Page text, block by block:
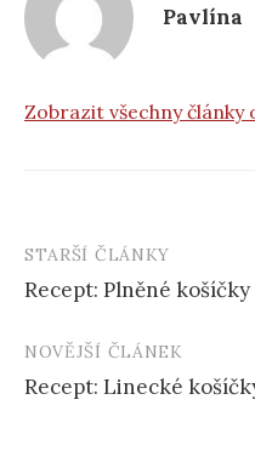
Pavlína
Zobrazit všechny články
Post
navigation
STARŠÍ ČLÁNKY
Recept: Plněné
NOVĚJŠÍ ČLÁNEK
Recept: Linecké